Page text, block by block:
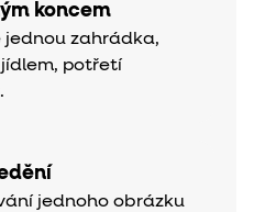
koncem
jednou zahrádka,
potřetí
jednoho obrázku